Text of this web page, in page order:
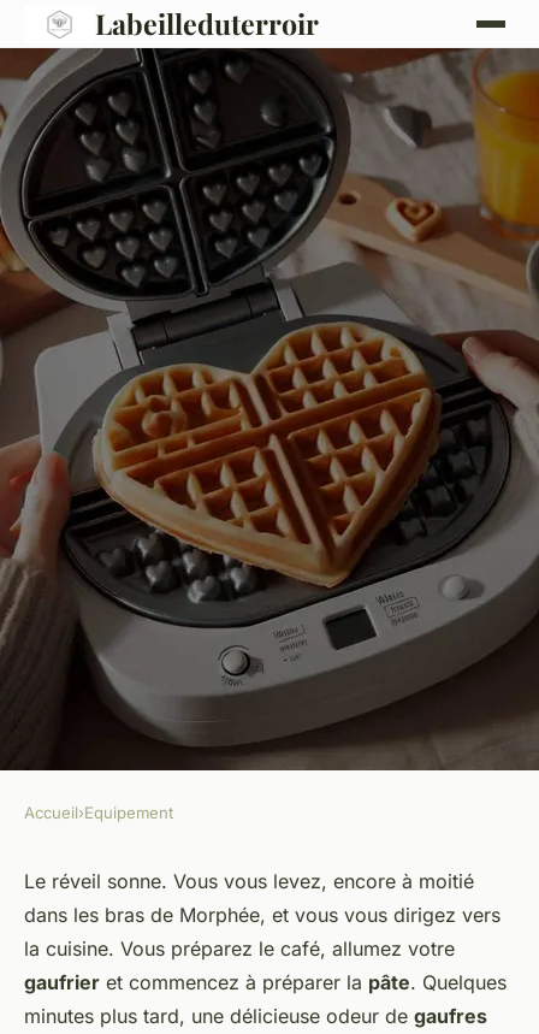
Labeilleduterroir
EQUIPEMENT
Les critères pour choisir une
machine à gaufres en forme de
cœur pour des petits-
déjeuners romantiques
Accueil›Equipement
Le réveil sonne. Vous vous levez, encore à moitié
dans les bras de Morphée, et vous vous dirigez vers
la cuisine. Vous préparez le café, allumez votre
gaufrier et commencez à préparer la pâte. Quelques
minutes plus tard, une délicieuse odeur de gaufres